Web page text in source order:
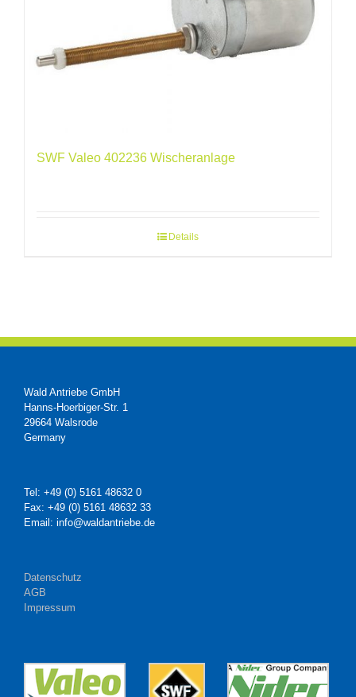
SWF Valeo 402236 Wischeranlage
Details
Wald Antriebe GmbH
Hanns-Hoerbiger-Str. 1
29664 Walsrode
Germany
Tel: +49 (0) 5161 48632 0
Fax: +49 (0) 5161 48632 33
Email: info@waldantriebe.de
Datenschutz
AGB
Impressum